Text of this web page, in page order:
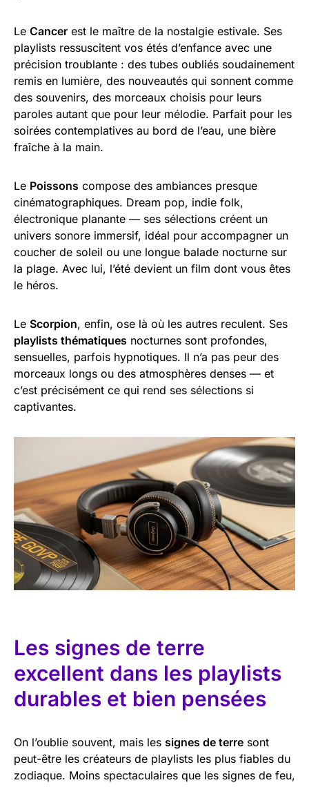
Le Cancer est le maître de la nostalgie estivale. Ses
playlists ressuscitent vos étés d’enfance avec une
précision troublante : des tubes oubliés soudainement
remis en lumière, des nouveautés qui sonnent comme
des souvenirs, des morceaux choisis pour leurs
paroles autant que pour leur mélodie. Parfait pour les
soirées contemplatives au bord de l’eau, une bière
fraîche à la main.
Le Poissons compose des ambiances presque
cinématographiques. Dream pop, indie folk,
électronique planante — ses sélections créent un
univers sonore immersif, idéal pour accompagner un
coucher de soleil ou une longue balade nocturne sur
la plage. Avec lui, l’été devient un film dont vous êtes
le héros.
Le Scorpion, enfin, ose là où les autres reculent. Ses
playlists thématiques nocturnes sont profondes,
sensuelles, parfois hypnotiques. Il n’a pas peur des
morceaux longs ou des atmosphères denses — et
c’est précisément ce qui rend ses sélections si
captivantes.
Les signes de terre
excellent dans les playlists
durables et bien pensées
On l’oublie souvent, mais les signes de terre sont
peut-être les créateurs de playlists les plus fiables du
zodiaque. Moins spectaculaires que les signes de feu,